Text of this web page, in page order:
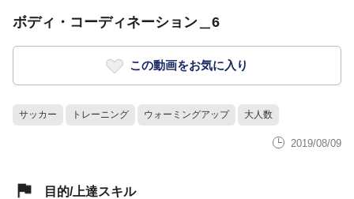
ボディ・コーディネーション＿6
この動画をお気に入り
サッカー トレーニング ウォーミングアップ 大人数
2019/08/09
目的/上達スキル